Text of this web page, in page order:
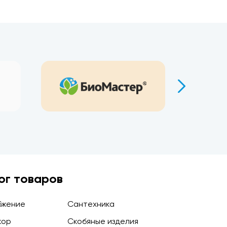
товаров
Сантехника
Скобяные изделия